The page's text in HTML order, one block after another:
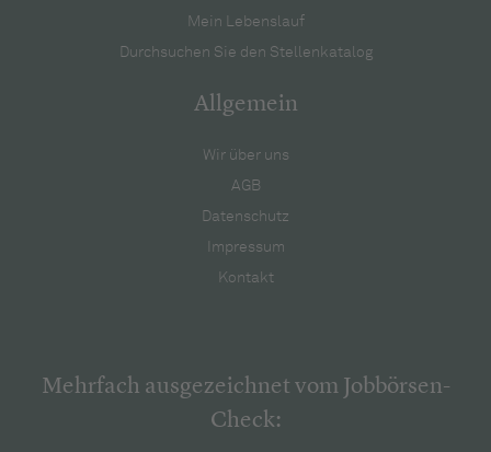
Mein Lebenslauf
Durchsuchen Sie den Stellenkatalog
Allgemein
Wir über uns
AGB
Datenschutz
Impressum
Kontakt
Mehrfach ausgezeichnet vom Jobbörsen-
Check: